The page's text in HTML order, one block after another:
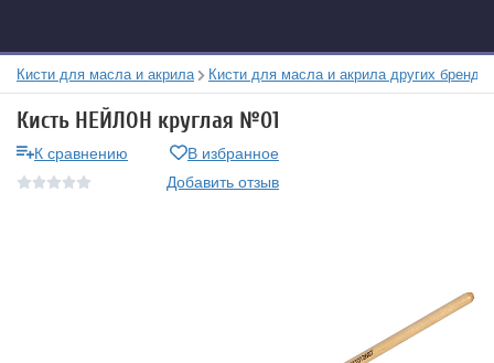
Кисти для масла и акрила Кисти для масла и акрила других брендов
Кисть НЕЙЛОН круглая №01
К сравнению
В избранное
Добавить отзыв